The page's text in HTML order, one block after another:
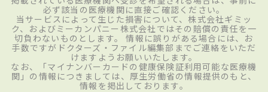
必ず該当の医療機関に直接ご確認ください。
当サービスによって生じた損害について、株式会社ギミッ
ク、およびミーカンパニー株式会社ではその賠償の責任を一
切負わないものとします。 情報に誤りがある場合には、お
手数ですがドクターズ・ファイル編集部までご連絡をいただ
けますようお願いいたします。
なお、「マイナンバーカードの健康保険証利用可能な医療機
関」の情報につきましては、厚生労働省の情報提供のもと、
情報を掲出しております。